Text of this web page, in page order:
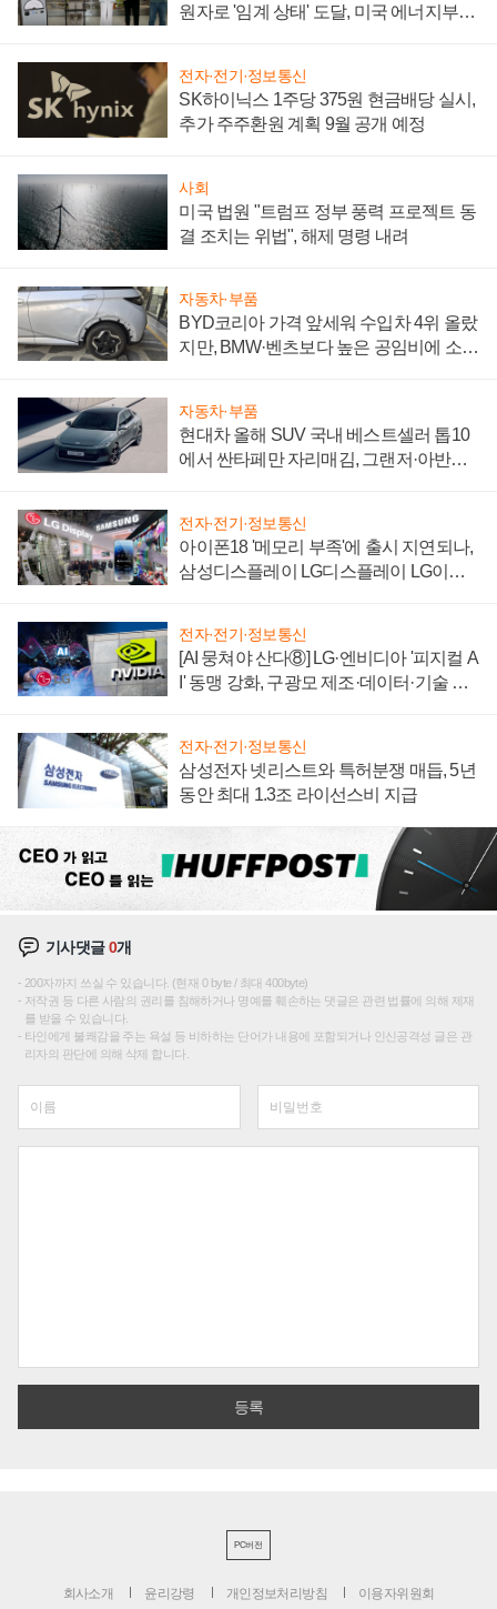
원자로 '임계 상태' 도달, 미국 에너지부
전자·전기·정보통신
SK하이닉스 1주당 375원 현금배당 실시,
추가 주주환원 계획 9월 공개 예정
사회
미국 법원 "트럼프 정부 풍력 프로젝트 동
결 조치는 위법", 해제 명령 내려
자동차·부품
BYD코리아 가격 앞세워 수입차 4위 올랐
지만, BMW·벤츠보다 높은 공임비에 소비
자동차·부품
현대차 올해 SUV 국내 베스트셀러 톱10
에서 싼타페만 자리매김, 그랜저·아반떼
전자·전기·정보통신
아이폰18 '메모리 부족'에 출시 지연되나,
삼성디스플레이 LG디스플레이 LG이노
전자·전기·정보통신
[AI 뭉쳐야 산다⑧] LG·엔비디아 '피지컬 A
I' 동맹 강화, 구광모 제조·데이터·기술 결
전자·전기·정보통신
삼성전자 넷리스트와 특허분쟁 매듭, 5년
동안 최대 1.3조 라이선스비 지급
기사댓글0개
200자까지 쓰실 수 있습니다. (현재 0 byte / 최대 400byte)
저작권 등 다른 사람의 권리를 침해하거나 명예를 훼손하는 댓글은 관련 법률에 의해 제재
를 받을 수 있습니다.
타인에게 불쾌감을 주는 욕설 등 비하하는 단어가 내용에 포함되거나 인신공격성 글은 관
리자의 판단에 의해 삭제 합니다.
PC버전
회사소개 윤리강령 개인정보처리방침 이용자위원회